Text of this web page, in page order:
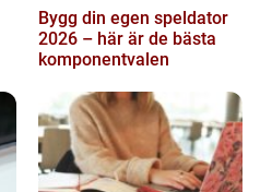
Bygg din egen speldator
2026 – här är de bästa
komponentvalen